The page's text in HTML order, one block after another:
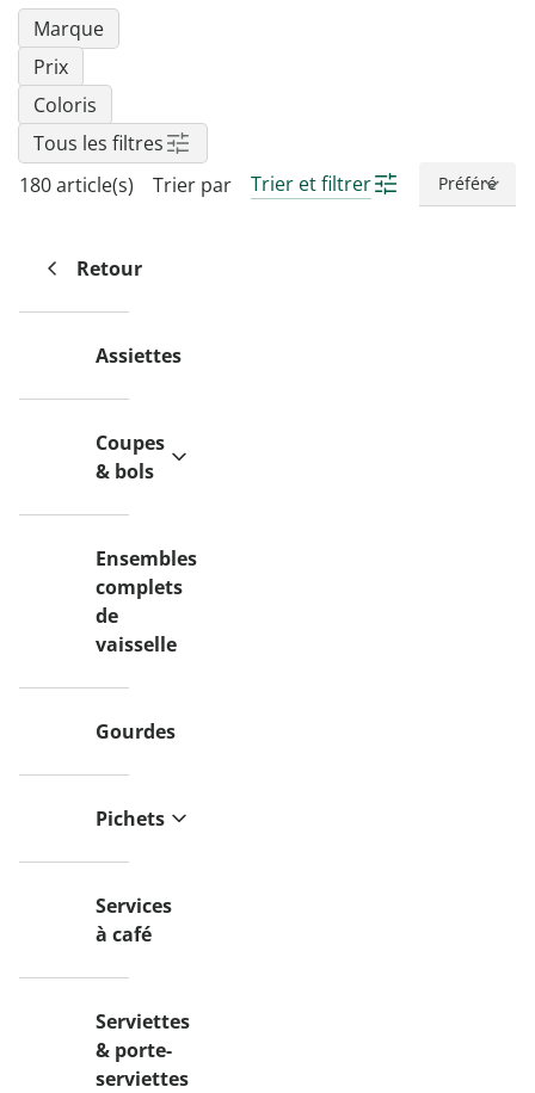
Marque
Prix
Coloris
Tous les filtres
180 article(s)
Trier par Trier et filtrer
Retour
Assiettes
Coupes
& bols
Ensembles
complets
de
vaisselle
Gourdes
Pichets
Services
à café
Serviettes
& porte-
serviettes